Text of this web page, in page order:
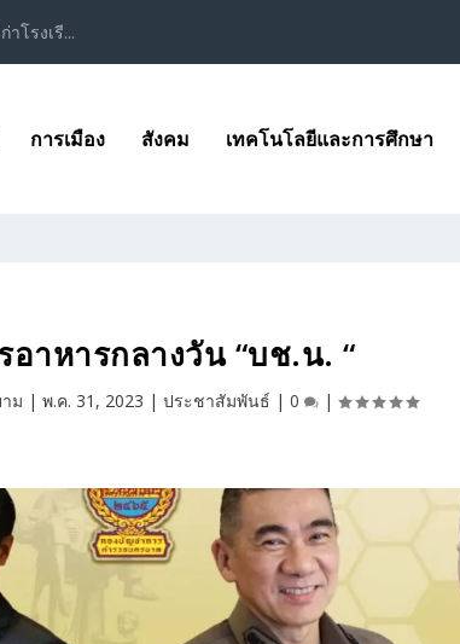
โรงเรี...
การเมือง สังคม เทคโนโลยีและการศึกษา
อาหารกลางวัน “บช.น. “
ม | พ.ค. 31, 2023 | ประชาสัมพันธ์ | 0 |